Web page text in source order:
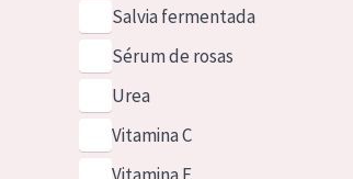
Salvia fermentada
Sérum de rosas
Urea
Vitamina C